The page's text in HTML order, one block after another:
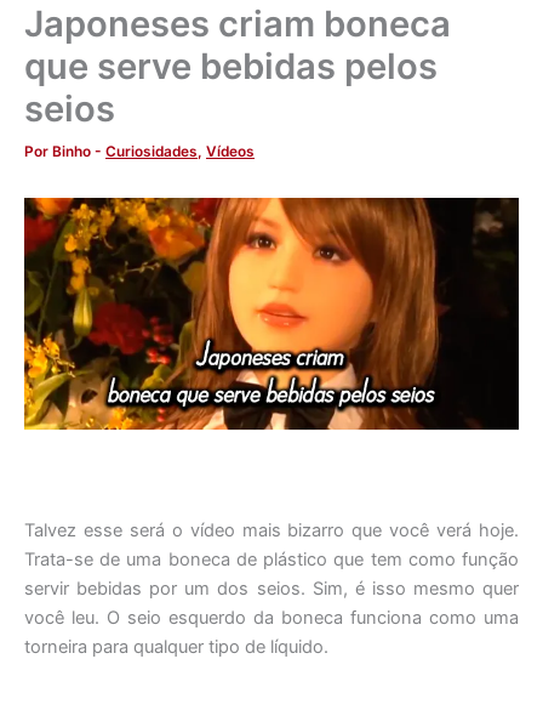
Japoneses criam boneca
que serve bebidas pelos
seios
Por Binho - Curiosidades, Vídeos
Talvez esse será o vídeo mais bizarro que você verá hoje.
Trata-se de uma boneca de plástico que tem como função
servir bebidas por um dos seios. Sim, é isso mesmo quer
você leu. O seio esquerdo da boneca funciona como uma
torneira para qualquer tipo de líquido.